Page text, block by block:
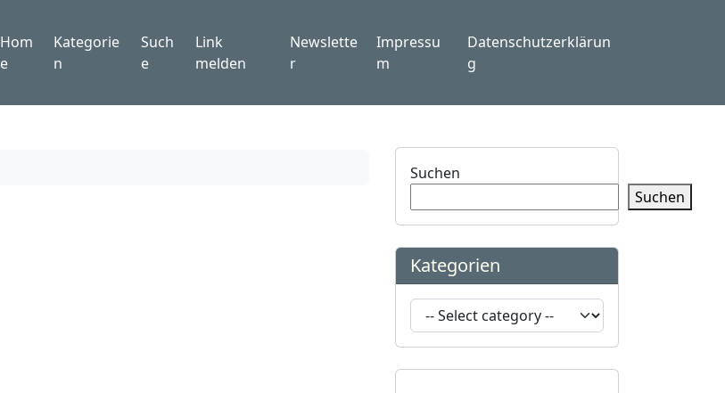
Hom
e
Kategorie
n
Such
e
Link
melden
Newslette
r
Impressu
m
Datenschutzerklärun
g
Suchen
Suchen
Kategorien